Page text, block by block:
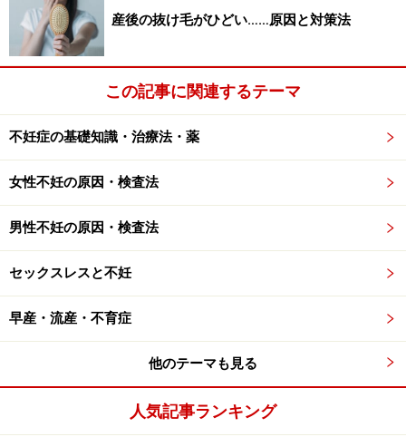
治療計画：パートナーやドクターとの相談
治療を行っている方は自分の治療をどのように進めてい
くのかを自分なりに考えておく必要性もあります。ステ
ナーの状況とのすり合わせは大丈夫なのか？ ある程度の
予測を考えながら計画を立てていくことが大事です。
特に高度生殖医療の場合は経済的な面や時間的な面の条
件を満たすことが大事なので、調整が必要です。例え
ば、年に３回までなら自分の収入でチャレンジが出来そ
産後の抜け毛がひどい……原因と対策法
この記事に関連するテーマ
不妊症の基礎知識・治療法・薬
女性不妊の原因・検査法
男性不妊の原因・検査法
セックスレスと不妊
早産・流産・不育症
他のテーマも見る
人気記事ランキング